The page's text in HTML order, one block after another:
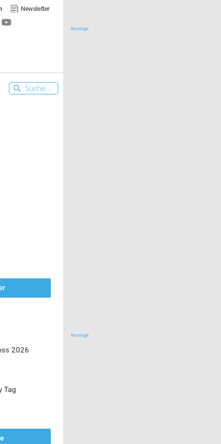
Newsletter
2026
Tag
Anzeige
Anzeige